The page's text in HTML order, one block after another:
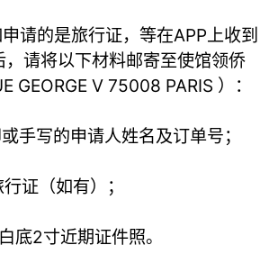
旅行证，等在APP上收到
，请将以下材料邮寄至使馆领侨
GEORGE V 75008 PARIS ）：
写的申请人姓名及订单号；
（如有）；
2寸近期证件照。